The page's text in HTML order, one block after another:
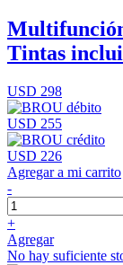
Tintas
USD 298
USD 255
USD 226
Agregar a mi carrito
-
+
Agregar
No hay suficiente